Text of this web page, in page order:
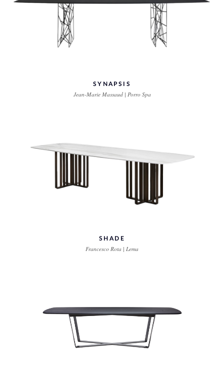
SYNAPSIS
Jean-Marie Massaud | Porro Spa
SHADE
Francesco Rota | Lema